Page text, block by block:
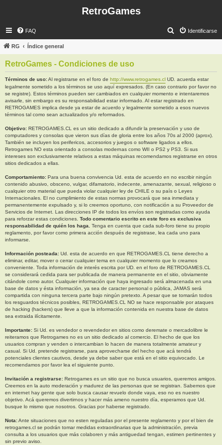
RetroGames
FAQ Identificarse
s
a
r
RG Índice general
RetroGames - Condiciones de uso
Términos de uso:Al registrarse en el foro de http://www.retrogames.cl UD. acuerda estar
legalmente sometido a los términos se uso aquí expresados. (En caso contrario por favor no
se registre). Estos términos pueden ser cambiados en cualquier momento e intentaremos
avisarle, sin embargo es su responsabilidad estar informado. Al estar registrado en
RETROGAMES implica desde ya estar de acuerdo y legalmente sometido a esos nuevos
términos tal como sean actualizados y/o reformados.
Objetivo: RETROGAMES.CL es un sitio dedicado a difundir la preservación y uso de
computadores y consolas que vieron sus días de gloria entre los años 70s al 2000 (aprox).
También se incluyen los perifericos, accesorios y juegos o software ligados a ellos.
Retrogames NO esta orientado a consolas modernas como WII o PS2 y PS3. Si sus
intereses son exclusivamente relativos a estas máquinas recomendamos registrarse en otros
sitios dedicados a ellas.
Comportamiento: Para una buena convivencia Ud. esta de acuerdo en no escribir ningún
contenido abusivo, obsceno, vulgar, difamatorio, indecente, amenazante, sexual, religioso o
cualquier otro material que pueda violar cualquier ley de CHILE o su país o Leyes
Internacionales. El no cumplimiento de estas normas provocará que sea inmediata y
permanentemente expulsado y, si lo creemos oportuno, con notificación a su Proveedor de
Servicios de Internet. Las direcciones IP de todos los envíos son registradas como ayuda
para reforzar estas condiciones. Todo comentario escrito en este foro es exclusiva
responsabilidad de quién los haga.
Tenga en cuenta que cada sub-foro tiene su propio
reglamento, por favor como primera acción después de registrase, lea cada uno para
informarse.
Información posteada: Ud. esta de acuerdo en que RETROGAMES.CL tiene derecho a
eliminar, editar, mover o cerrar cualquier tema en cualquier momento que lo creamos
conveniente. Toda información de interés escrita por UD. en el foro de RETROGAMES.CL
se considerará cedida para ser publicada de manera permanente en el sitio, obviamente
citándole como autor. Cualquier información que haya ingresado será almacenada en una
base de datos y ésta información, ya sea de caracter personal o pública, JAMAS será
compartida con ninguna tercera parte bajo ningún pretexto. A pesar que se tomarán todos
los resguardos técnicos posibles, RETROGAMES.CL NO se hace responsable por ataques
de hacking (hackers) que lleve a que la información contenida en nuestra base de datos
sea extraida ilícitamente.
Importante: Si Ud. es vendedor o revendedor en sitios como deremate o mercadolibre le
reiteramos que Retrogames no es un sitio dedicado al comercio. El hecho de que los
usuarios compran y venden o intercambian lo hacen de manera totalmente amateur y
casual. Si Ud. pretende registrarse, para aprovecharse del hecho que acá tendrá
potenciales clientes cautivos, desde ya debe saber que está en el sitio equivocado. Le
recomendamos por favor lea el siguiente punto.
Invitación a registrarse: Retrogames es un sitio que no busca usuarios, queremos amigos.
Creemos en la auto moderación y madurez de las personas que se registran. Sabemos que
en internet hay gente que solo busca causar revuelo donde vaya, eso no es nuestro
objetivo. Acá queremos divertirnos y hacer más ameno nuestro día, esperamos que Ud.
busque lo mismo que nosotros. Gracias por haberse registrado.
Nota:Ante situaciones que no esten reguladas por el presente reglamento y por el bien de
retrogames.cl se podrán tomar medidas extraordinarias que la administración, previa
consulta a los usuarios que más colaboren y más antiguedad tengan, estimen pertinentes y
sin previo aviso.